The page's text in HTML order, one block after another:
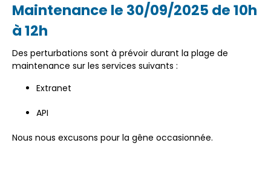
Maintenance le 30/09/2025 de 10h
à 12h
Des perturbations sont à prévoir durant la plage de
maintenance sur les services suivants :
Extranet
API
Nous nous excusons pour la gêne occasionnée.